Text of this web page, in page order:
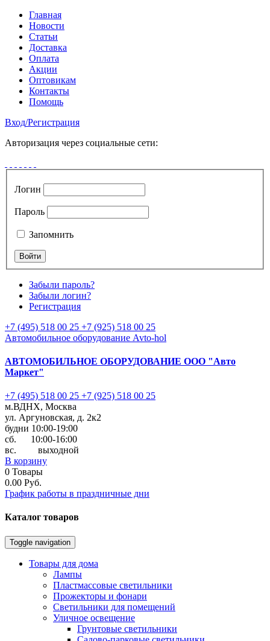
Главная
Новости
Статьи
Доставка
Оплата
Акции
Оптовикам
Контакты
Помощь
Вход/Регистрация
Авторизация через социальные сети:
Логин
Пароль
Запомнить
Забыли пароль?
Забыли логин?
Регистрация
+7 (495) 518 00 25 +7 (925) 518 00 25
Автомобильное оборудование Avto-hol
АВТОМОБИЛЬНОЕ ОБОРУДОВАНИЕ ООО "Авто
Маркет"
+7 (495) 518 00 25 +7 (925) 518 00 25
м.ВДНХ, Москва
ул. Аргуновская, д. 2к2
будни 10:00-19:00
cб. 10:00-16:00
вс. выходной
В корзину
0 Товары
0.00 Руб.
График работы в праздничные дни
Каталог товаров
Toggle navigation
Товары для дома
Лампы
Пластмассовые светильники
Прожекторы и фонари
Светильники для помещений
Уличное освещение
Грунтовые светильники